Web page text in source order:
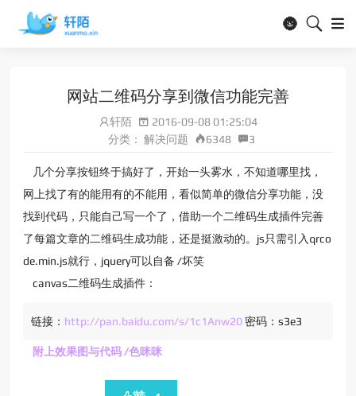
🌚
网站二维码分享到微信功能完善
轩陌
2016-09-08 01:25:04
分类： 解决问题 6348 3
几个分享按钮终于搞好了，开始一头雾水，不知道哪里找，
网上找了有的能用有的不能用，看似简单的微信分享功能，没
找到代码，只能自己写一个了，借助一个二维码生成插件完善
了每篇文章的二维码生成功能，还是挺激动的。js只需引入qrco
de.min.js就行，jquery可以自备 /坏笑
canvas二维码生成插件：
链接： http://pan.baidu.com/s/1c1Anw20 密码：s3e3
附上效果图与代码 /色咪咪